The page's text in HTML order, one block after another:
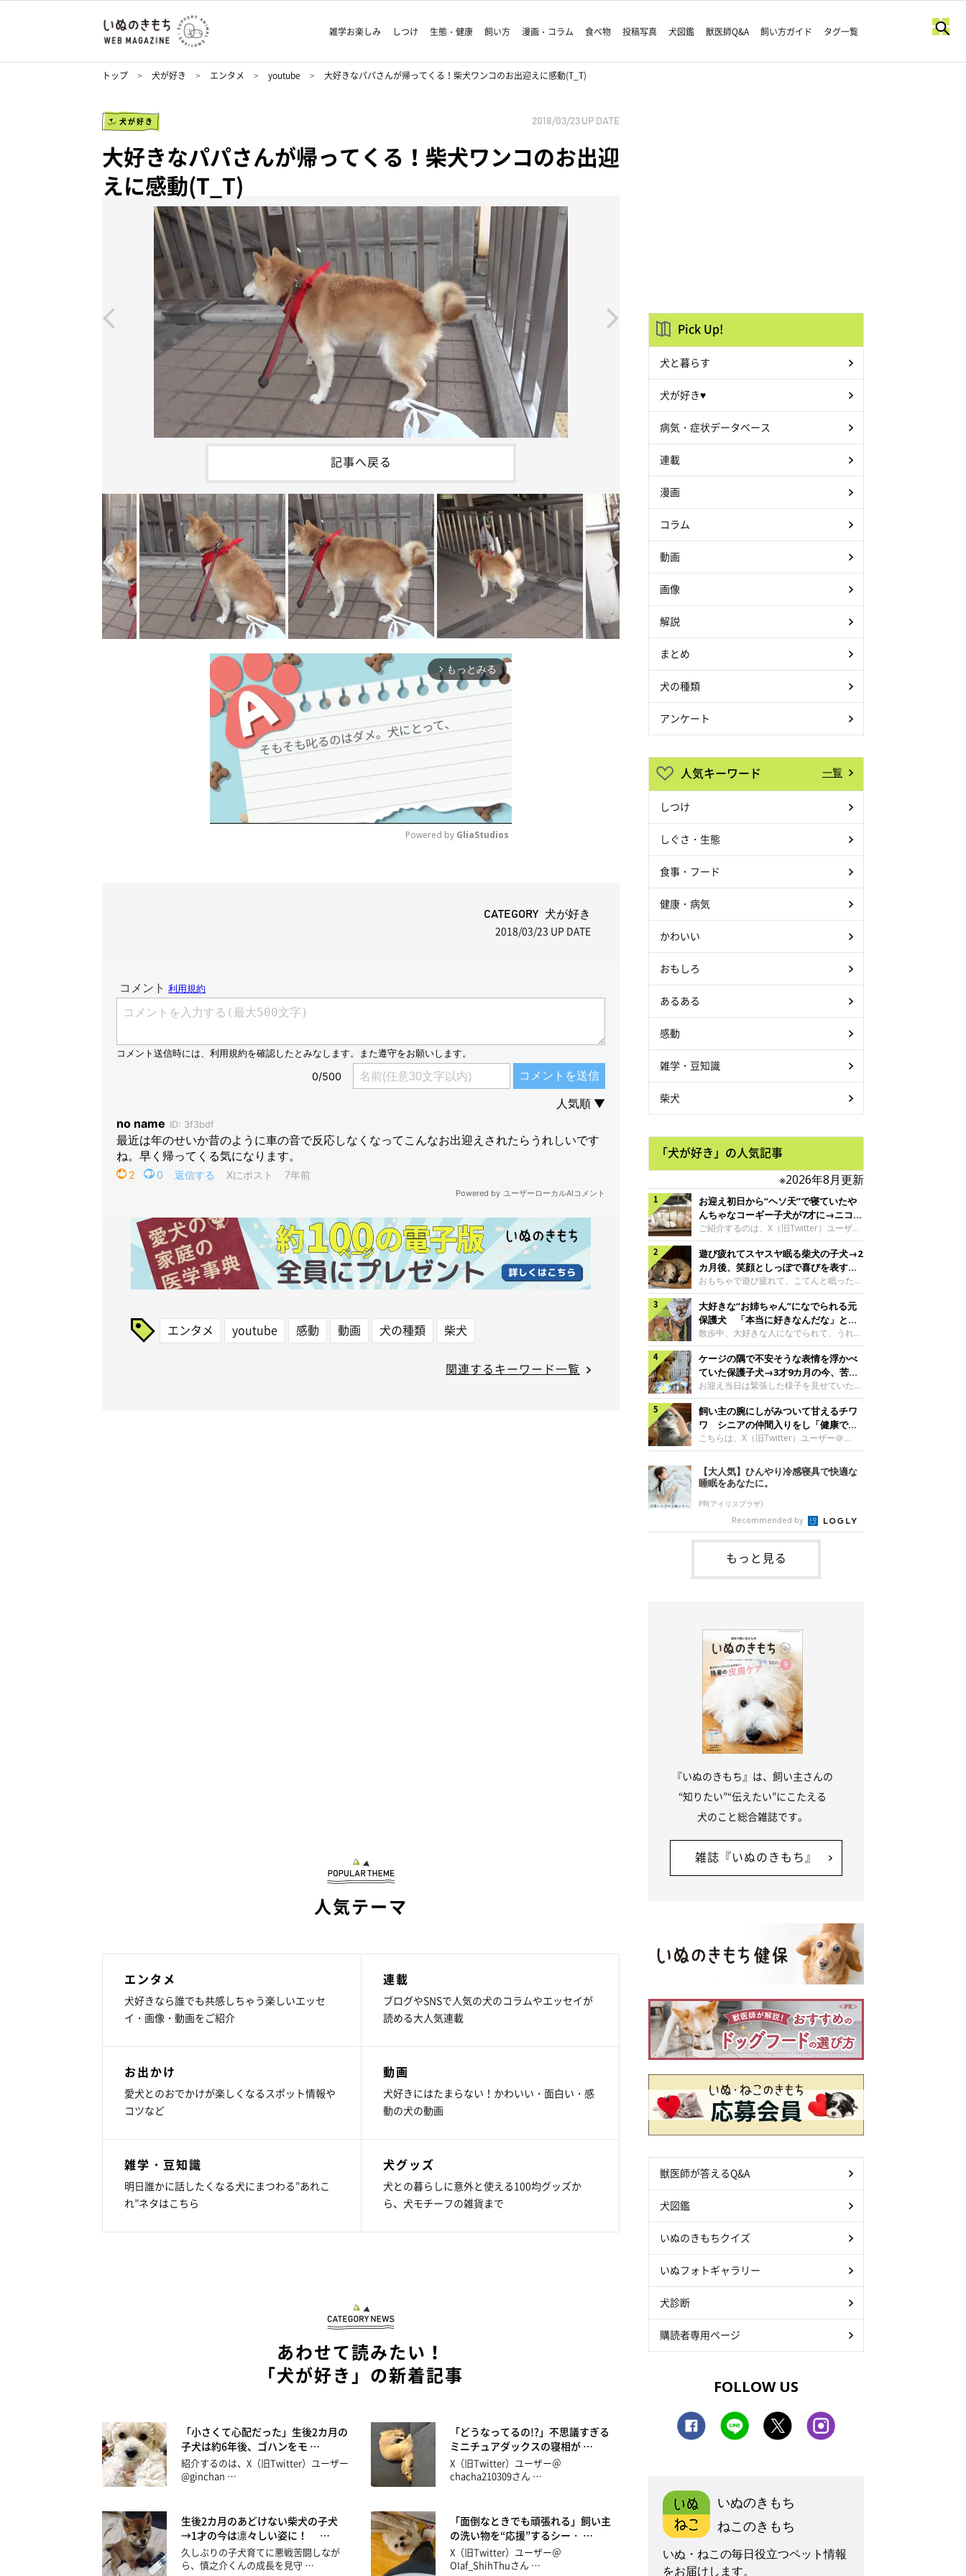
雑学お楽しみ しつけ 生態・健康 飼い方 漫画・コラム 食べ物 投稿写真 犬図鑑 獣医師Q&A 飼い方ガイド タグ一覧
トップ 犬が好き エンタメ youtube 大好きなパパさんが帰ってくる！柴犬ワンコのお出迎えに感動(T_T)
犬が好き 2018/03/23 UP DATE
大好きなパパさんが帰ってくる！柴犬ワンコのお出迎
えに感動(T_T)
記事へ戻る
arrow_forward_ios もっとみる
Powered by GliaStudios
CATEGORY 犬が好き
2018/03/23 UP DATE
エンタメ youtube 感動 動画 犬の種類 柴犬
関連するキーワード一覧
人気テーマ
エンタメ
犬好きなら誰でも共感しちゃう楽しいエッセ
イ・画像・動画をご紹介
連載
ブログやSNSで人気の犬のコラムやエッセイが
読める大人気連載
お出かけ
愛犬とのおでかけが楽しくなるスポット情報や
コツなど
動画
犬好きにはたまらない！かわいい・面白い・感
動の犬の動画
雑学・豆知識
明日誰かに話したくなる犬にまつわる”あれこ
れ”ネタはこちら
犬グッズ
犬との暮らしに意外と使える100均グッズか
ら、犬モチーフの雑貨まで
あわせて読みたい！
「犬が好き」の新着記事
「小さくて心配だった」生後2カ月の
子犬は約6年後、ゴハンをモ …
紹介するのは、X（旧Twitter）ユーザー
@ginchan …
「どうなってるの!?」不思議すぎる
ミニチュアダックスの寝相が …
X（旧Twitter）ユーザー＠
chacha210309さん …
生後2カ月のあどけない柴犬の子犬
→1才の今は凛々しい姿に！ …
久しぶりの子犬育てに悪戦苦闘しなが
ら、慎之介くんの成長を見守 …
「面倒なときでも頑張れる」飼い主
の洗い物を“応援”するシー・ …
X（旧Twitter）ユーザー＠
Olaf_ShihThuさん …
Pick Up!
犬と暮らす
犬が好き♥
病気・症状データベース
連載
漫画
コラム
動画
画像
解説
まとめ
犬の種類
アンケート
人気キーワード 一覧
しつけ
しぐさ・生態
食事・フード
健康・病気
かわいい
おもしろ
あるある
感動
雑学・豆知識
柴犬
「犬が好き」の人気記事
※2026年8月更新
お迎え初日から“ヘソ天”で寝ていたや
んちゃなコーギー子犬が7才に→ニコニ
コ“コーギースマイル”が魅力のコに成
長！
ご紹介するのは、X（旧Twitter）ユーザー
＠Kus1oKg2vsgdWS2さんの愛犬でウェル
シュ・コーギー・ペンブロークの神楽ちゃ
ん。今年の8月で7才になるという神楽ちゃ
んですが、いったいどんな子犬時代を過ご
したのでしょうか。今回は、神楽ちゃんの
成長を飼い主さんと振り返ります！神楽ち
ゃんの成長について聞いた！お迎えから数
日後の神楽ちゃん（撮影時生後2カ月）＠
Kus1oKg2vsgdWS2――お迎え当初の神楽
ちゃんの様子について教えてください。飼
い主さん： 「お迎え当日から“ヘソ天”で寝
るようなコでし
遊び疲れてスヤスヤ眠る柴犬の子犬→2
カ月後、笑顔としっぽで喜びを表すコ
に成長！
おもちゃで遊び疲れて、こてんと眠った子
犬。あれから2カ月、表情や行動にさまざ
まな変化が見られるようになりました。遊
び疲れて眠る生後2カ月のなっちゃん遊び
疲れた様子のなっちゃん。@Pkndg_紹介
するのは、X（旧Twitter）ユーザー
@Pkndg_さんの愛犬・なっちゃん（取材
時、生後4カ月／柴犬）。こちらの写真
は、なっちゃんが生後2カ月のころに撮影
された一枚です。この日、なっちゃんは家
族と一緒におもちゃで遊んでいました。た
くさん遊んで疲れたのか、その後は眠り始
めたそうです。眠るなっちゃん。
@Pkndg_
大好きな“お姉ちゃん”になでられる元
保護犬 「本当に好きなんだな」と感
じる表情にほっこり
散歩中、大好きな人になでられて、うれし
そうな表情を見せる元保護犬。甘えるよう
な姿に、見ているこちらまでほっこりしま
す。大好きな“お姉ちゃん”に甘える小次郎
くん妹さんになでてもらい、うれしそうな
表情を見せる小次郎くん（2026年6月撮
影）。@mika_Jimmy紹介するのは、X（旧
Twitter）ユーザー@mika_Jimmyさんの愛
犬・小次郎くん（撮影時5才）。こちら
は、飼い主さんの妹さんと一緒に散歩をし
日、飼い主さんは実家から自宅へ帰る途
中、妹さんと公園で待ち合わせ
ケージの隅で不安そうな表情を浮かべ
ていた保護子犬→3才9カ月の今、苦手
を克服し頼もしいコに成長！
お迎え当日は緊張した様子を見せていた元
野犬の保護子犬。あれから約3年半、苦手
だったことを一つひとつ克服し、家族に寄
り添う姿を見せています。お迎え当日、ケ
ージの隅で不安そうにお迎え当日のシルビ
アちゃん。@nemonemotos今回紹介する
のは、X（旧Twitter）ユーザー
@nemonemotosさんの愛犬・シルビアち
ゃん（撮影当時、生後推定2カ月）。飼い
主さんが「#最初に撮った一枚」として投
稿した写真には、ケージの隅で不安そうな
表情を浮かべるシルビアちゃんの姿が写っ
ていました。こちらは、保護犬だったシル
飼い主の腕にしがみついて甘えるチワ
ワ シニアの仲間入りをし「健康で穏
やかな暮らしが続いてほしい」と願う
こちらは、X（旧Twitter）ユーザー＠
kotubusuke617さんが投稿した写真。写
っているのは、愛犬でチワワのつぶしゃん
（本名：こつぶちゃん）です。飼い主さん
の腕にしがみつくつぶしゃん（撮影時6
才）＠kotubusuke617撮影当時の状況に
ついて伺うと、飼い主さんはこう教えてく
れました。飼い主さん： 「ある休日のこ
とです。私がソファに座った途端にひざの
上にのってきたので、そのままなでながら
テレビを見ていたのですが、微動だにしな
いので気になって見てみると、腕にしがみ
【大人気】ひんやり冷感寝具で快適な
睡眠をあなたに。
PR(アイリスプラザ)
Recommended by
もっと見る
『いぬのきもち』は、飼い主さんの
“知りたい”“伝えたい”にこたえる
犬のこと総合雑誌です。
雑誌『いぬのきもち』
獣医師が答えるQ&A
犬図鑑
いぬのきもちクイズ
いぬフォトギャラリー
犬診断
購読者専用ページ
FOLLOW US
いぬのきもち
ねこのきもち
いぬ・ねこの毎日役立つペット情報
をお届けします。